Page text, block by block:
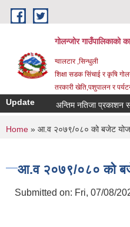
Skip to main content
गोलन्जोर गाउँपालिकाको
ग्वालटार ,सिन्धुली
शिक्षा सडक सिंचाई र कृषि
तरकारी खेति,पशुपालन र
Update अन्तिम नतिजा प्रकाशन
You are here
Home » आ.व २०७९/०८० को बजेट
आ.व २०७९/०८० को
Submitted on: Fri, 07/08/